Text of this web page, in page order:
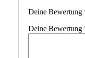
Deine Bewertung
Deine Bewertung